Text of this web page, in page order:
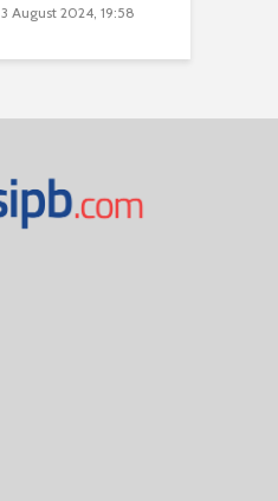
3 August 2024, 19:58